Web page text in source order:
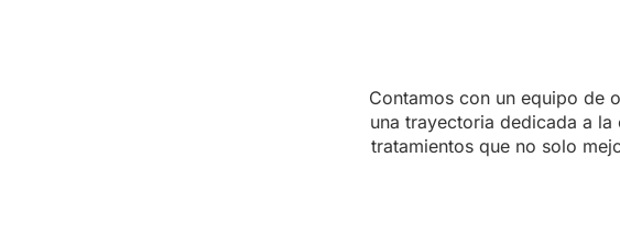
Contamos con un equipo de
una trayectoria dedicada a
tratamientos que no solo